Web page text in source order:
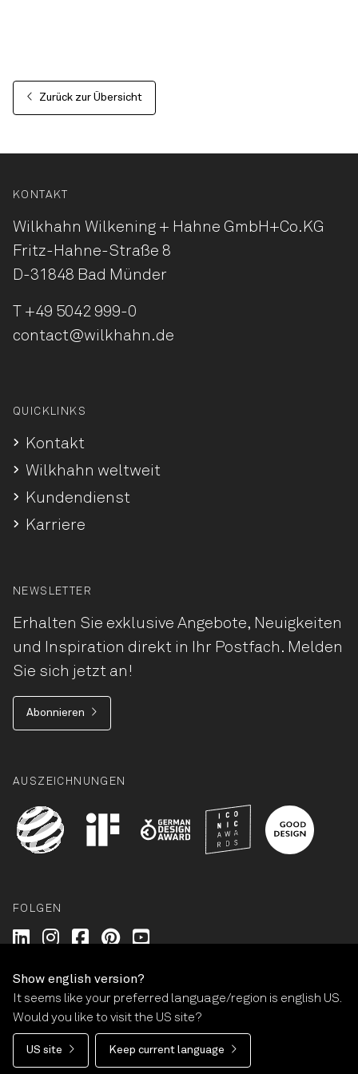
Zurück zur Übersicht
KONTAKT
Wilkhahn Wilkening + Hahne GmbH+Co.KG
Fritz-Hahne-Straße 8
D-31848 Bad Münder
+49 5042 999-0
contact@wilkhahn.de
QUICKLINKS
Kontakt
Wilkhahn weltweit
Kundendienst
Karriere
NEWSLETTER
Erhalten Sie exklusive Angebote, Neuigkeiten
und Inspiration direkt in Ihr Postfach. Melden
Sie sich jetzt an!
Abonnieren
AUSZEICHNUNGEN
FOLGEN
Wilkhahn @ LinkedIn
Wilkhahn @ Instagram
Wilkhahn @ Facebook
Wilkhahn @ Pinterest
© Wilkhahn Wilkening+Hahne GmbH+Co. KG 2026
Impressum
AGB Garantie
Datenschutz
Barrierefreiheit
Cookie-Einstellungen
Show english version?
It seems like your preferred language/region is english US.
Would you like to visit the US site?
US site Keep current language